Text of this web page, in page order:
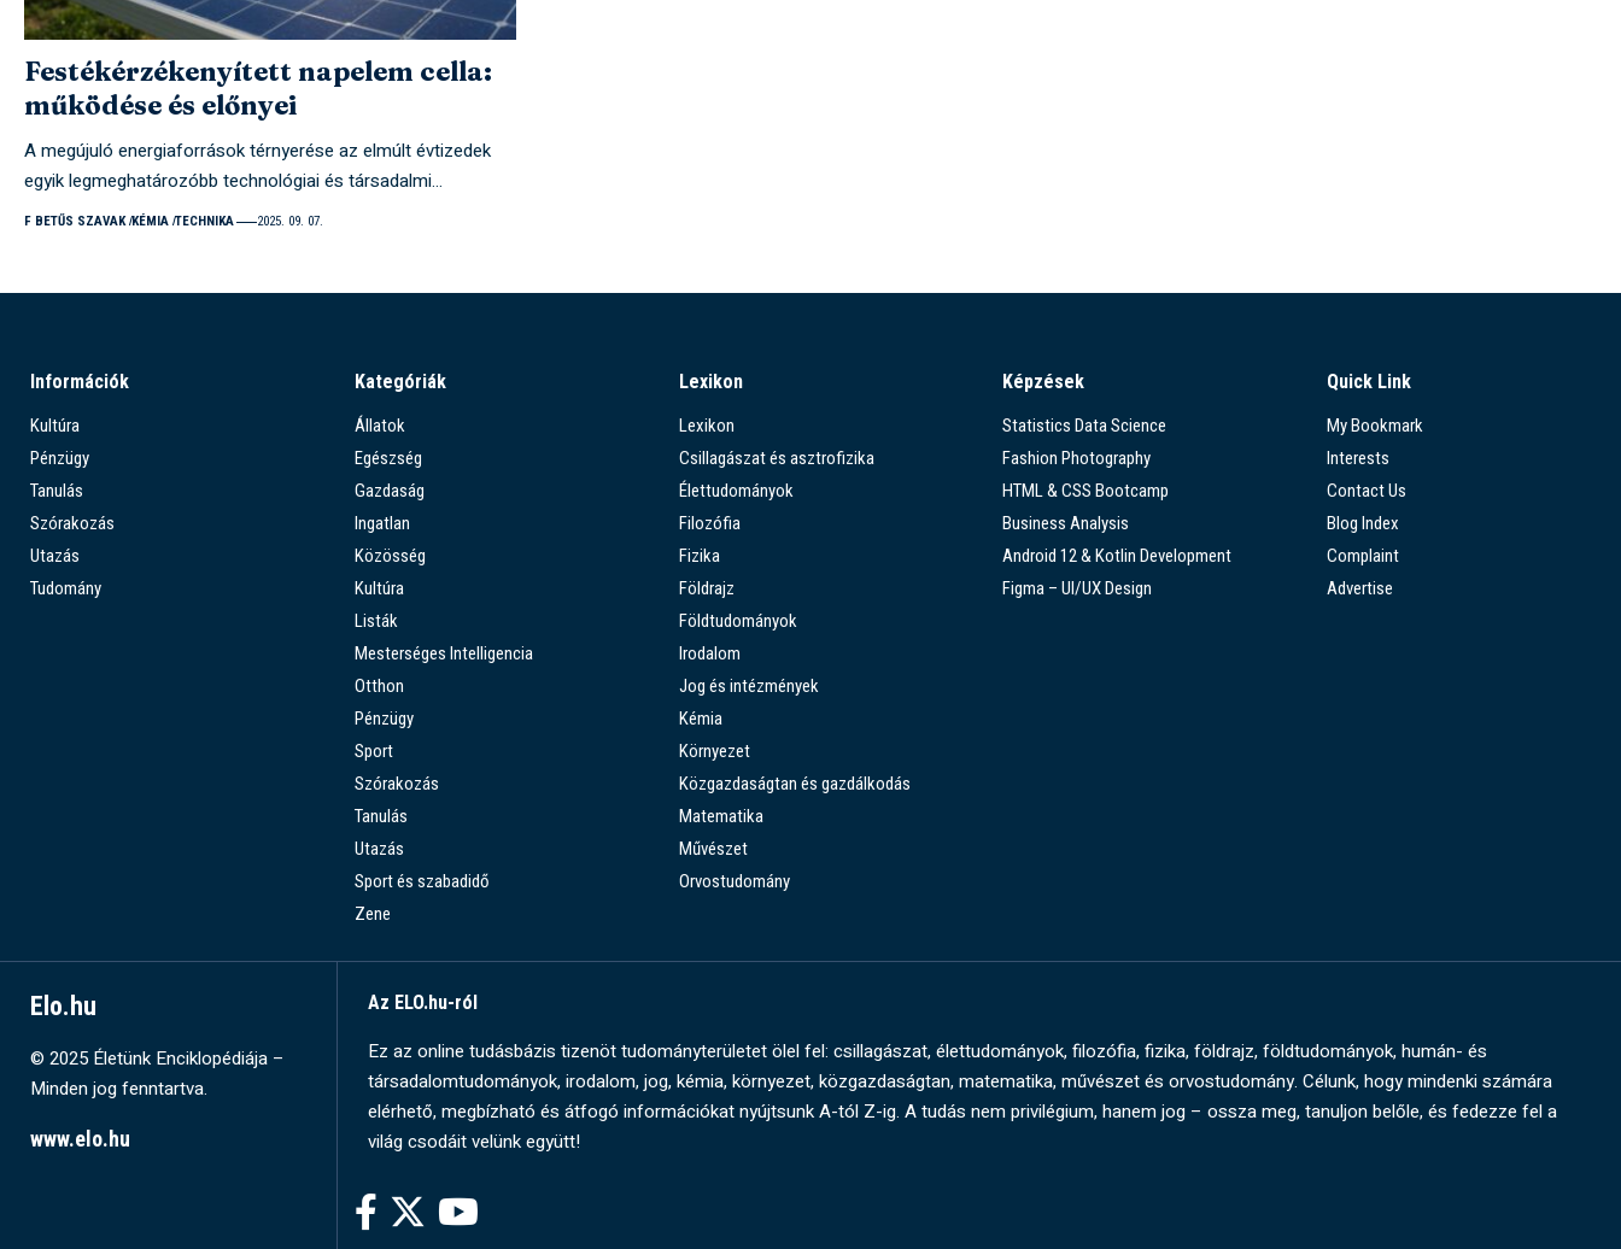
Festékérzékenyített napelem cella:
működése és előnyei
A megújuló energiaforrások térnyerése az elmúlt évtizedek
egyik legmeghatározóbb technológiai és társadalmi…
F BETŰS SZAVAK KÉMIA TECHNIKA 2025. 09. 07.
Információk
Kultúra
Pénzügy
Tanulás
Szórakozás
Utazás
Tudomány
Kategóriák
Állatok
Egészség
Gazdaság
Ingatlan
Közösség
Kultúra
Listák
Mesterséges Intelligencia
Otthon
Pénzügy
Sport
Szórakozás
Tanulás
Utazás
Sport és szabadidő
Zene
Lexikon
Lexikon
Csillagászat és asztrofizika
Élettudományok
Filozófia
Fizika
Földrajz
Földtudományok
Irodalom
Jog és intézmények
Kémia
Környezet
Közgazdaságtan és gazdálkodás
Matematika
Művészet
Orvostudomány
Képzések
Statistics Data Science
Fashion Photography
HTML & CSS Bootcamp
Business Analysis
Android 12 & Kotlin Development
Figma – UI/UX Design
Quick Link
My Bookmark
Interests
Contact Us
Blog Index
Complaint
Advertise
Elo.hu
© 2025 Életünk Enciklopédiája –
Minden jog fenntartva.
www.elo.hu
Az ELO.hu-ról
Ez az online tudásbázis tizenöt tudományterületet ölel fel: csillagászat, élettudományok, filozófia, fizika, földrajz, földtudományok, humán- és
társadalomtudományok, irodalom, jog, kémia, környezet, közgazdaságtan, matematika, művészet és orvostudomány. Célunk, hogy mindenki számára
elérhető, megbízható és átfogó információkat nyújtsunk A-tól Z-ig. A tudás nem privilégium, hanem jog – ossza meg, tanuljon belőle, és fedezze fel a
világ csodáit velünk együtt!